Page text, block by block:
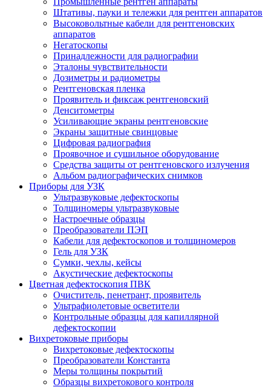
Штативы, пауки и тележки для рентген аппаратов
Высоковольтные кабели для рентгеновских
аппаратов
Негатоскопы
Принадлежности для радиографии
Эталоны чувствительности
Дозиметры и радиометры
Рентгеновская пленка
Проявитель и фиксаж рентгеновский
Денситометры
Усиливающие экраны рентгеновские
Экраны защитные свинцовые
Цифровая радиография
Проявочное и сушильное оборудование
Средства защиты от рентгеновского излучения
Альбом радиографических снимков
Приборы для УЗК
Ультразвуковые дефектоскопы
Толщиномеры ультразвуковые
Настроечные образцы
Преобразователи ПЭП
Кабели для дефектоскопов и толщиномеров
Гель для УЗК
Сумки, чехлы, кейсы
Акустические дефектоскопы
Цветная дефектоскопия ПВК
Очиститель, пенетрант, проявитель
Ультрафиолетовые осветители
Контрольные образцы для капиллярной
дефектоскопии
Вихретоковые приборы
Вихретоковые дефектоскопы
Преобразователи Константа
Меры толщины покрытий
Образцы вихретокового контроля